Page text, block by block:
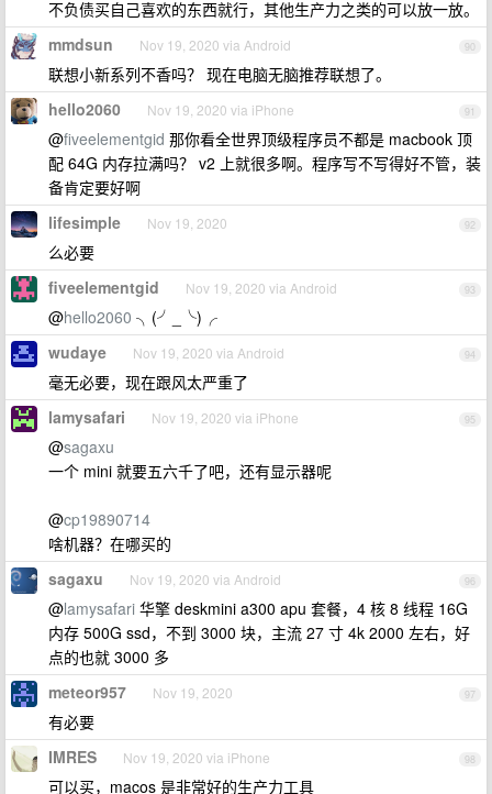
不负债买自己喜欢的东西就行，其他生产力之类的可以放一放。
90
mmdsun Nov 19, 2020 via Android
联想小新系列不香吗？ 现在电脑无脑推荐联想了。
91
hello2060 Nov 19, 2020 via iPhone
@fiveelementgid 那你看全世界顶级程序员不都是 macbook 顶
配 64G 内存拉满吗？ v2 上就很多啊。程序写不写得好不管，装
备肯定要好啊
92
lifesimple Nov 19, 2020
么必要
93
fiveelementgid Nov 19, 2020 via Android
@hello2060 ╮(╯_╰)╭
94
wudaye Nov 19, 2020 via Android
毫无必要，现在跟风太严重了
95
lamysafari Nov 19, 2020 via iPhone
@sagaxu
一个 mini 就要五六千了吧，还有显示器呢
@cp19890714
啥机器？在哪买的
96
sagaxu Nov 19, 2020 via Android
@lamysafari 华擎 deskmini a300 apu 套餐，4 核 8 线程 16G
内存 500G ssd，不到 3000 块，主流 27 寸 4k 2000 左右，好
点的也就 3000 多
97
meteor957 Nov 19, 2020
有必要
98
IMRES Nov 19, 2020 via iPhone
可以买，macos 是非常好的生产力工具